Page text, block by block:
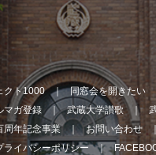
クト1000 同窓会を開きたい
マガ登録 武蔵大学讃歌
周年記念事業
お問い合わせ
ライバシーポリシー